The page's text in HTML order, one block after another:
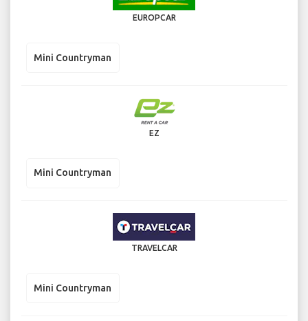
EUROPCAR
Mini Countryman
EZ
Mini Countryman
TRAVELCAR
Mini Countryman